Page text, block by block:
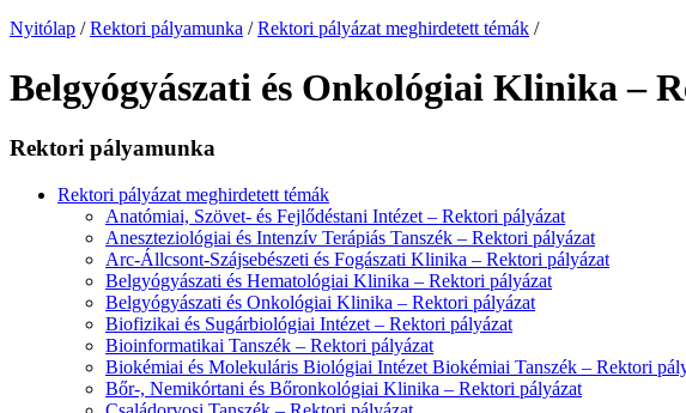
Nyitólap / Rektori pályamunka / Rektori pályázat meghirdetett témák /
Belgyógyászati és Onkológiai Klinika –
Rektori pályamunka
Rektori pályázat meghirdetett témák
Anatómiai, Szövet- és Fejlődéstani Intézet – Rektori pályázat
Aneszteziológiai és Intenzív Terápiás Tanszék – Rektori pályázat
Arc-Állcsont-Szájsebészeti és Fogászati Klinika – Rektori pályázat
Belgyógyászati és Hematológiai Klinika – Rektori pályázat
Belgyógyászati és Onkológiai Klinika – Rektori pályázat
Biofizikai és Sugárbiológiai Intézet – Rektori pályázat
Bioinformatikai Tanszék – Rektori pályázat
Biokémiai és Molekuláris Biológiai Intézet Biokémiai Tanszék – Rektori
Bőr-, Nemikórtani és Bőronkológiai Klinika – Rektori pályázat